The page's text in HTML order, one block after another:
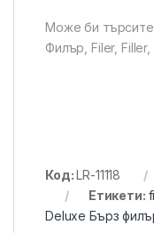
Може би търсите
Филър, Filer,
Код:LR-11118
Етикети:
Deluxe Бърз